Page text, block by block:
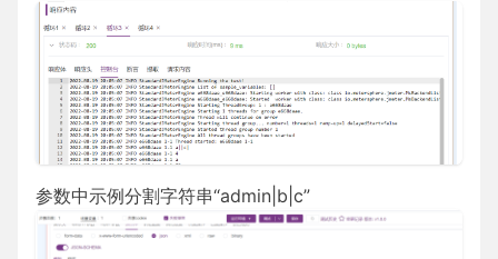
参数中示例分割字符串“admin|b|c”